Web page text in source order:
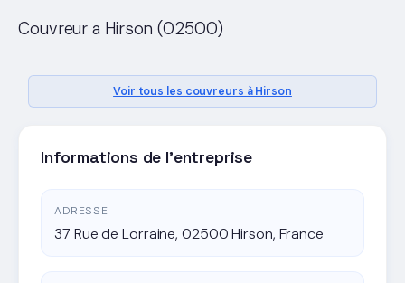
Couvreur a Hirson (02500)
Voir tous les couvreurs à Hirson
Informations de l'entreprise
ADRESSE
37 Rue de Lorraine, 02500 Hirson, France